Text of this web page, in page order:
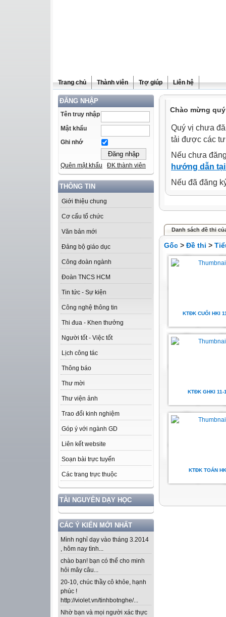
Trang chủ Thành viên Trợ giúp Liên hệ
ĐĂNG NHẬP
Tên truy nhập
Mật khẩu
Ghi nhớ
Quên mật khẩu ĐK thành viên
THÔNG TIN
Giới thiệu chung
Cơ cấu tổ chức
Văn bản mới
Đảng bộ giáo dục
Công đoàn ngành
Đoàn TNCS HCM
Tin tức - Sự kiện
Công nghệ thông tin
Thi đua - Khen thưởng
Người tốt - Việc tốt
Lịch công tác
Thông báo
Thư mời
Thư viện ảnh
Trao đổi kinh nghiệm
Góp ý với ngành GD
Liên kết website
Soạn bài trực tuyến
Các trang trực thuộc
TÀI NGUYÊN DẠY HỌC
CÁC Ý KIẾN MỚI NHẤT
Mình nghỉ dạy vào tháng 3.2014
, hôm nay tình...
chào bạn! bạn có thể cho minh
hỏi mây câu...
20-10, chúc thầy cô khỏe, hạnh
phúc !
http://violet.vn/tinhbotnghe/...
Nhờ bạn và mọi người xác thực
Chào mừng
Quý vị chưa
tải được các
Nếu chưa
hướng dẫn
Nếu đã đăng
Danh sách đề thi
Gốc > Đề thi >
KTĐK CUỐI HKI
KTĐK GHKI 11-
KTĐK TOÁN